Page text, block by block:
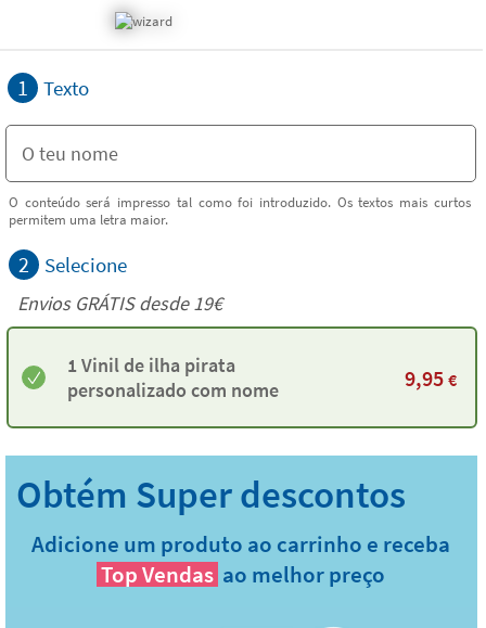
1 Texto
O conteúdo será impresso tal como foi introduzido. Os textos mais curtos
permitem uma letra maior.
2 Selecione
Envios GRÁTIS desde 19€
1 Vinil de ilha pirata
personalizado com nome
9,95 €
Adicione um produto ao carrinho e receba
Top Vendas ao melhor preço